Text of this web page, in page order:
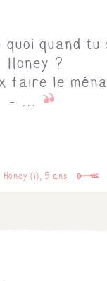
quand
Honey ?
faire le
- ...
Honey (i), 5 ans